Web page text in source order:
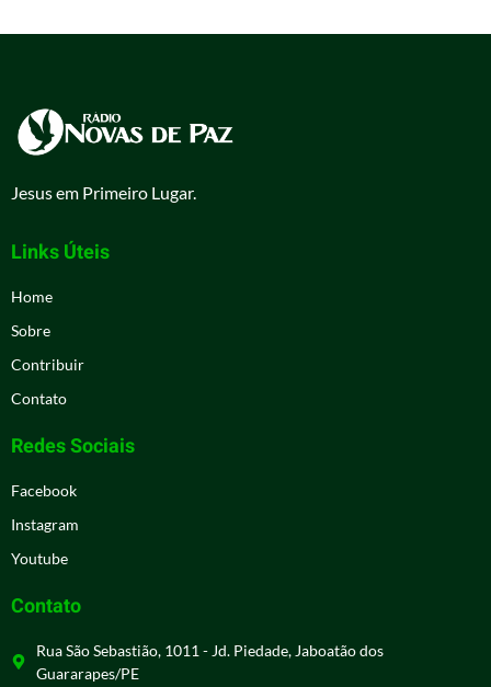
Jesus em Primeiro Lugar.
Links Úteis
Home
Sobre
Contribuir
Contato
Redes Sociais
Facebook
Instagram
Youtube
Contato
Rua São Sebastião, 1011 - Jd. Piedade, Jaboatão dos
Guararapes/PE